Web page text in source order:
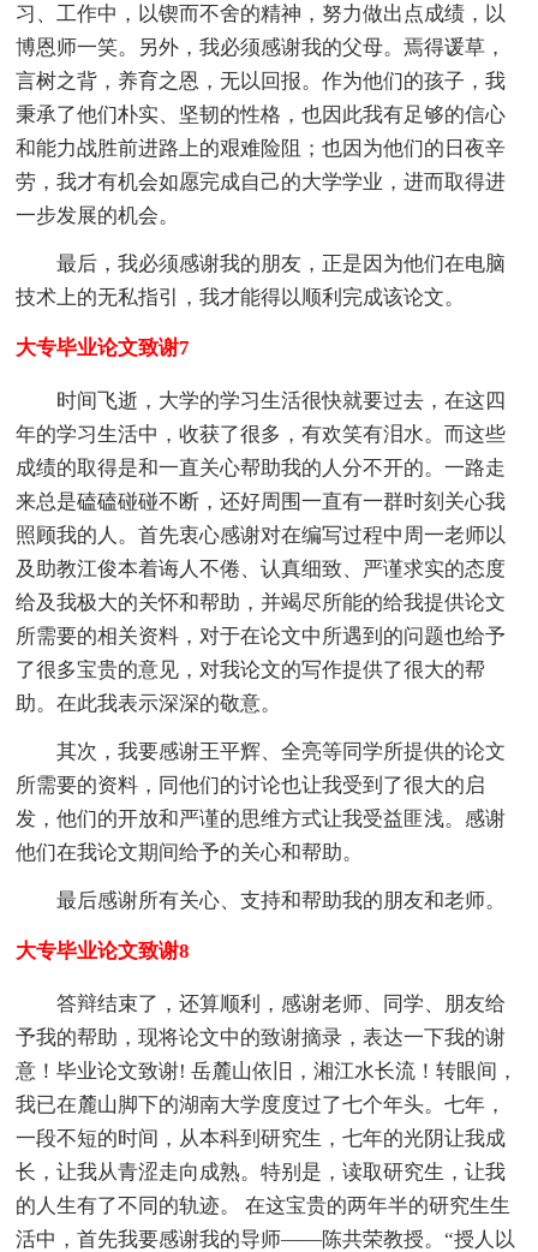
习、工作中，以锲而不舍的精神，努力做出点成绩，以
博恩师一笑。另外，我必须感谢我的父母。焉得谖草，
言树之背，养育之恩，无以回报。作为他们的孩子，我
秉承了他们朴实、坚韧的性格，也因此我有足够的信心
和能力战胜前进路上的艰难险阻；也因为他们的日夜辛
劳，我才有机会如愿完成自己的大学学业，进而取得进
一步发展的机会。
最后，我必须感谢我的朋友，正是因为他们在电脑
技术上的无私指引，我才能得以顺利完成该论文。
大专毕业论文致谢7
时间飞逝，大学的学习生活很快就要过去，在这四
年的学习生活中，收获了很多，有欢笑有泪水。而这些
成绩的取得是和一直关心帮助我的人分不开的。一路走
来总是磕磕碰碰不断，还好周围一直有一群时刻关心我
照顾我的人。首先衷心感谢对在编写过程中周一老师以
及助教江俊本着诲人不倦、认真细致、严谨求实的态度
给及我极大的关怀和帮助，并竭尽所能的给我提供论文
所需要的相关资料，对于在论文中所遇到的问题也给予
了很多宝贵的意见，对我论文的写作提供了很大的帮
助。在此我表示深深的敬意。
其次，我要感谢王平辉、全亮等同学所提供的论文
所需要的资料，同他们的讨论也让我受到了很大的启
发，他们的开放和严谨的思维方式让我受益匪浅。感谢
他们在我论文期间给予的关心和帮助。
最后感谢所有关心、支持和帮助我的朋友和老师。
大专毕业论文致谢8
答辩结束了，还算顺利，感谢老师、同学、朋友给
予我的帮助，现将论文中的致谢摘录，表达一下我的谢
意！毕业论文致谢! 岳麓山依旧，湘江水长流！转眼间，
我已在麓山脚下的湖南大学度度过了七个年头。七年，
一段不短的时间，从本科到研究生，七年的光阴让我成
长，让我从青涩走向成熟。特别是，读取研究生，让我
的人生有了不同的轨迹。 在这宝贵的两年半的研究生生
活中，首先我要感谢我的导师——陈共荣教授。“授人以